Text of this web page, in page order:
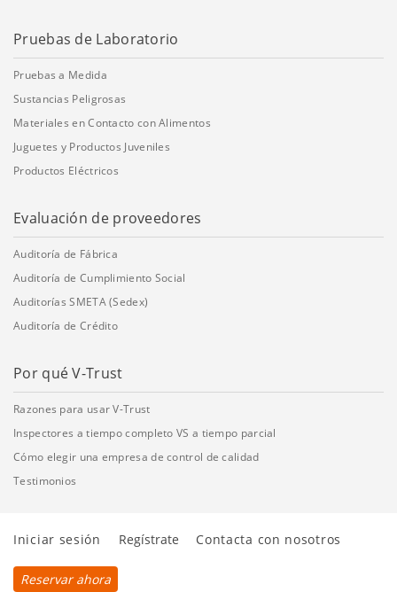
Pruebas de Laboratorio
Pruebas a Medida
Sustancias Peligrosas
Materiales en Contacto con Alimentos
Juguetes y Productos Juveniles
Productos Eléctricos
Evaluación de proveedores
Auditoría de Fábrica
Auditoría de Cumplimiento Social
Auditorías SMETA (Sedex)
Auditoría de Crédito
Por qué V-Trust
Razones para usar V-Trust
Inspectores a tiempo completo VS a tiempo parcial
Cómo elegir una empresa de control de calidad
Testimonios
Iniciar sesión Regístrate Contacta con nosotros
Reservar ahora